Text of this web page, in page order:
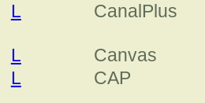
L
CanalPlus
L
Canvas
L
CAP